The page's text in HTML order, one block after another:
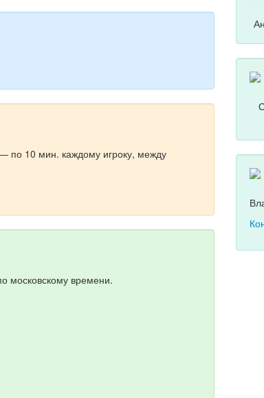
по 10 мин. каждому игроку, между
московскому времени.